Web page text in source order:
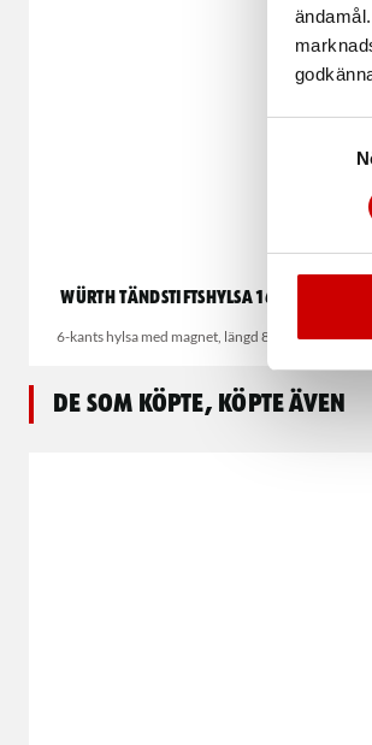
Würth Tändstiftshylsa 16/18/20,8 mm
6-kants hylsa med magnet, längd 80mm 3/8"
De som köpte, köpte även